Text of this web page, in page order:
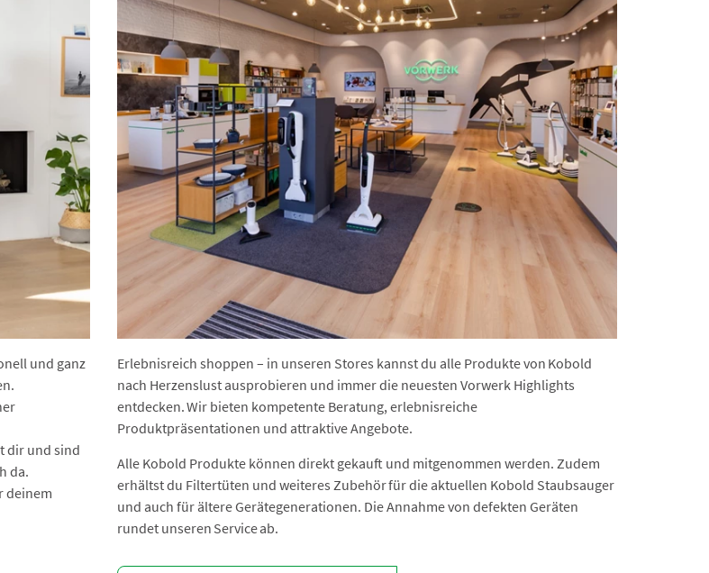
und ganz
dir und sind
da.
deinem
Erlebnisreich shoppen – in unseren Stores kannst du alle Produkte von Kobold
nach Herzenslust ausprobieren und immer die neuesten Vorwerk Highlights
entdecken. Wir bieten kompetente Beratung, erlebnisreiche
Produktpräsentationen und attraktive Angebote.
Alle Kobold Produkte können direkt gekauft und mitgenommen werden. Zudem
erhältst du Filtertüten und weiteres Zubehör für die aktuellen Kobold Staubsauger
und auch für ältere Gerätegenerationen. Die Annahme von defekten Geräten
rundet unseren Service ab.